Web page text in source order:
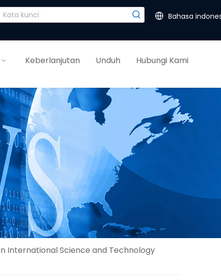
Bahasa
Keberlanjutan Unduh Hubungi Kami
International Science and Technology